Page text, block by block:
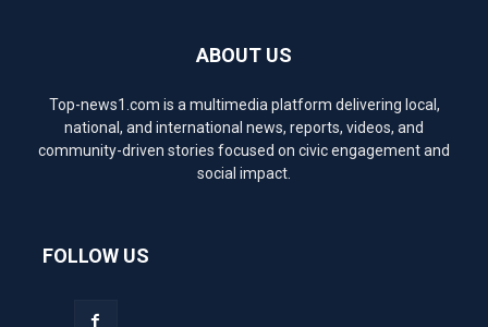
ABOUT US
Top-news1.com is a multimedia platform delivering local,
national, and international news, reports, videos, and
community-driven stories focused on civic engagement and
social impact.
FOLLOW US